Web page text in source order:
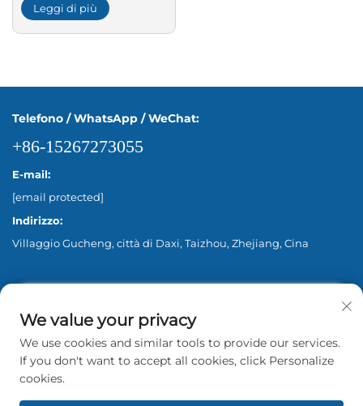
dell'acqua con motore a
basso rumore
Leggi di più
Telefono / WhatsApp / WeChat:
+86-15267273055
E-mail:
[email protected]
Indirizzo:
Villaggio Gucheng, città di Daxi, Taizhou, Zhejiang, Cina
Copyright © 2026 Zhejiang Aina Pump Co., Ltd.
We value your privacy
We use cookies and similar tools to provide our services.
If you don't want to accept all cookies, click Personalize
cookies.